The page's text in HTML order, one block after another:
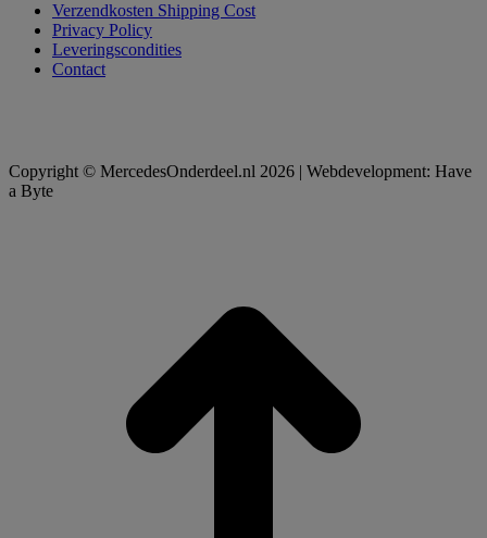
Verzendkosten Shipping Cost
Privacy Policy
Leveringscondities
Contact
Copyright © MercedesOnderdeel.nl 2026 | Webdevelopment: Have
a Byte